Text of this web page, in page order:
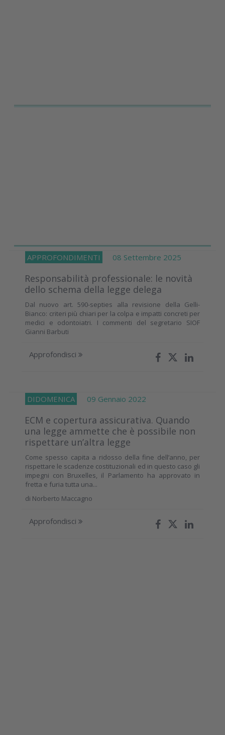
APPROFONDIMENTI 08 Settembre 2025
Responsabilità professionale: le novità
dello schema della legge delega
Dal nuovo art. 590-septies alla revisione della Gelli-
Bianco: criteri più chiari per la colpa e impatti concreti per
medici e odontoiatri. I commenti del segretario SIOF
Gianni Barbuti
Approfondisci
DIDOMENICA 09 Gennaio 2022
ECM e copertura assicurativa. Quando
una legge ammette che è possibile non
rispettare un’altra legge
Come spesso capita a ridosso della fine dell’anno, per
rispettare le scadenze costituzionali ed in questo caso gli
impegni con Bruxelles, il Parlamento ha approvato in
fretta e furia tutta una...
di Norberto Maccagno
Approfondisci